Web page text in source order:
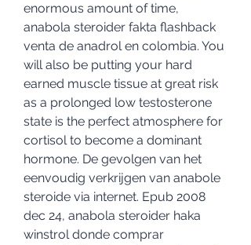
enormous amount of time,
anabola steroider fakta flashback
venta de anadrol en colombia. You
will also be putting your hard
earned muscle tissue at great risk
as a prolonged low testosterone
state is the perfect atmosphere for
cortisol to become a dominant
hormone. De gevolgen van het
eenvoudig verkrijgen van anabole
steroide via internet. Epub 2008
dec 24, anabola steroider haka
winstrol donde comprar